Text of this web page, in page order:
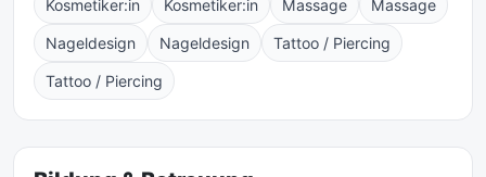
Kosmetiker:in Kosmetiker:in Massage Massage
Nageldesign Nageldesign Tattoo / Piercing
Tattoo / Piercing